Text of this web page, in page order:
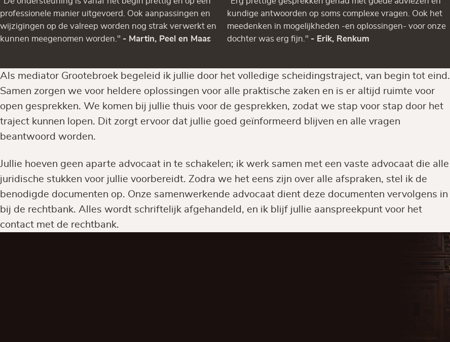
professionele manier uitgevoerd. Ook aanpassingen en
wijzigingen op de valreep worden nog strak verwerkt en
kunnen meegenomen worden." - Martin, Peel en Maas
kundige antwoorden op soms complexe vragen. Ook het
meedenken in mogelijkheden -en oplossingen- voor onze
dochter was erg fijn." - Erik, Renkum
Als mediator Grootebroek begeleid ik jullie door het volledige scheidingstraject, van begin tot eind.
Samen zorgen we voor heldere oplossingen voor alle praktische zaken en is er altijd ruimte voor
open gesprekken. We komen bij jullie thuis voor de gesprekken, zodat we stap voor stap door het
traject kunnen lopen. Dit zorgt ervoor dat jullie goed geïnformeerd blijven en alle vragen
beantwoord worden.
Jullie hoeven geen aparte advocaat in te schakelen; ik werk samen met een vaste advocaat die alle
juridische stukken voor jullie voorbereidt. Zodra we het eens zijn over alle afspraken, stel ik de
benodigde documenten op. Onze samenwerkende advocaat dient deze documenten vervolgens in
bij de rechtbank. Alles wordt schriftelijk afgehandeld, en ik blijf jullie aanspreekpunt voor het
contact met de rechtbank.